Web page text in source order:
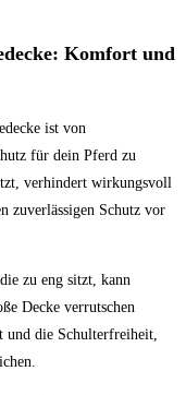
Komfort und
ist von
für dein Pferd zu
verhindert wirkungsvoll
zuverlässigen Schutz vor
zu eng sitzt, kann
Decke verrutschen
und die Schulterfreiheit,